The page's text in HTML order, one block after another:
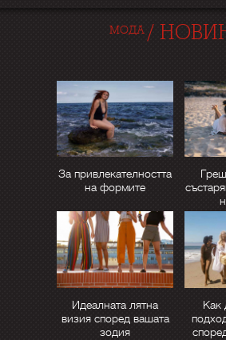
МОДА /
За привлекателността
на формите
Идеалната лятна
визия според вашата
зодия
Как